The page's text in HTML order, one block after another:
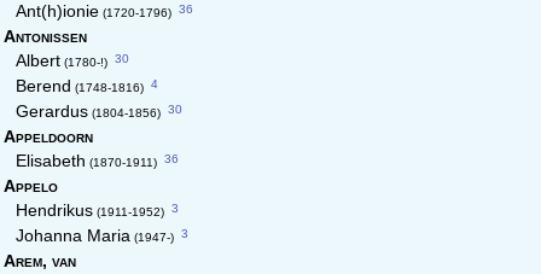
Ant(h)ionie (1720-1796) 36
Antonissen
Albert (1780-!) 30
Berend (1748-1816) 4
Gerardus (1804-1856) 30
Appeldoorn
Elisabeth (1870-1911) 36
Appelo
Hendrikus (1911-1952) 3
Johanna Maria (1947-) 3
Arem, van